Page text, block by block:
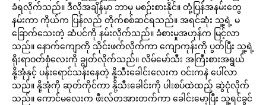
ခံရလိုက်သည်။ ဒီလိုအချိန်မှာ ဘာမှ မစဉ်းစားနိုင်။ တုံ့ပြန်အနမ်းတွေ
နမ်းကာ ကိုယ်က ပြန်လည် တိုက်စစ်ဆင်ရသည်။ အရင်ဆုံး သူ့ရဲ့ မ
ခြောက်သေးတဲ့ ဆံပင်ကို နမ်းလိုက်သည်။ ခံစားမှုအဟုန်က မြင့်လာ
သည်။ နောက်ကျောကို သိုင်းဖက်လိုက်ကာ ကျောကုန်းကို ပွတ်ပြီး သူ့ရဲ့
ရိုးရာဝတ်စုံလေးကို ချွတ်လိုက်သည်။ လိမ်မော်သီး အကြီးစားအရွယ်
နို့အုံနှင့် ပန်းရောင်သန်းနေတဲ့ နို့သီးခေါင်းလေးက ဝင်းကနဲ ပေါ်လာ
သည်။ နို့အုံကို ဆုတ်ကိုင်ကာ နို့သီးခေါင်းကို ပါးစပ်ထဲထည့် ဆွဲငုံလိုက်
သည်။ ကောင်မလေးက ဖီးလ်တအားတက်ကာ ခေါင်းမော့ပြီး သူ့ရင်ခွင်